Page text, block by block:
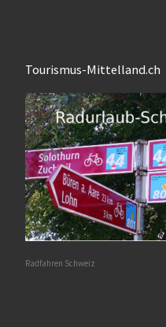
Tourismus-Mittelland.ch
Radfahren Schweiz